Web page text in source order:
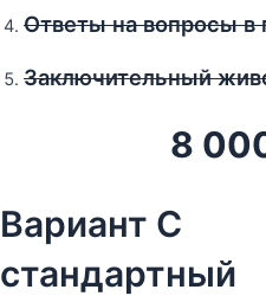
Ответы на вопросы в
Заключительный
8
Вариант С
стандартный